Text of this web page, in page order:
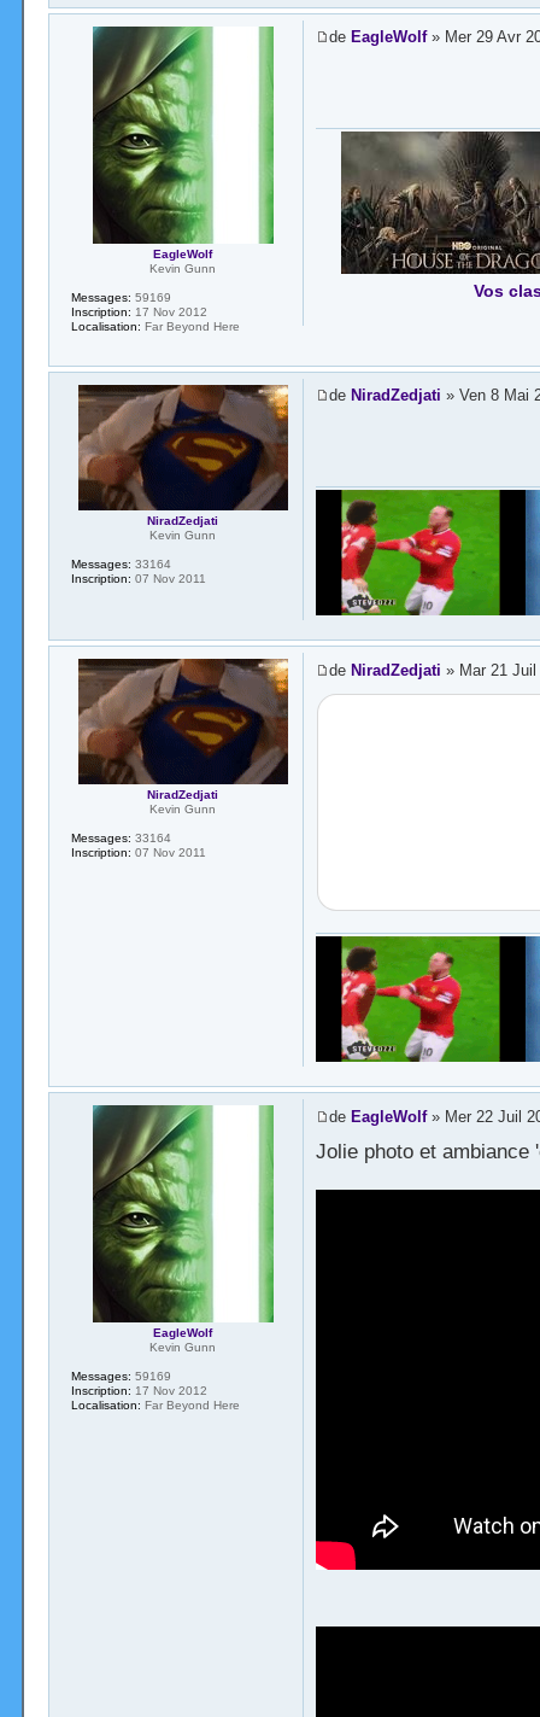
de EagleWolf» Mer 29 Avr
Vos
EagleWolf
Kevin Gunn
Messages: 59169
Inscription: 17 Nov 2012
Localisation: Far Beyond Here
de NiradZedjati » Ven 8 Mai
NiradZedjati
Kevin Gunn
Messages: 33164
Inscription: 07 Nov 2011
de NiradZedjati » Mar 21 Juil
NiradZedjati
Kevin Gunn
Messages: 33164
Inscription: 07 Nov 2011
de EagleWolf» Mer 22 Juil
Jolie photo et ambiance
EagleWolf
Kevin Gunn
Messages: 59169
Inscription: 17 Nov 2012
Localisation: Far Beyond Here